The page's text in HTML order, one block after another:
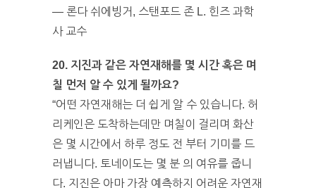
— 론다 쉬에빙거, 스탠포드 존 L. 힌즈 과학
사 교수
20. 지진과 같은 자연재해를 몇 시간 혹은 며
칠 먼저 알 수 있게 될까요?
“어떤 자연재해는 더 쉽게 알 수 있습니다. 허
리케인은 도착하는데만 며칠이 걸리며 화산
은 몇 시간에서 하루 정도 전 부터 기미를 드
러냅니다. 토네이도는 몇 분 의 여유를 줍니
다. 지진은 아마 가장 예측하지 어려운 자연재